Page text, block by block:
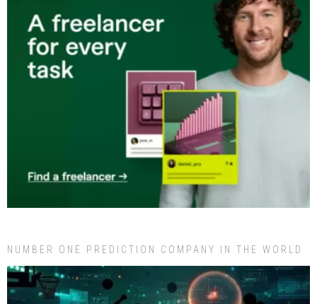
NUMBER ONE PREDICTION COMPANY IN THE WORLD